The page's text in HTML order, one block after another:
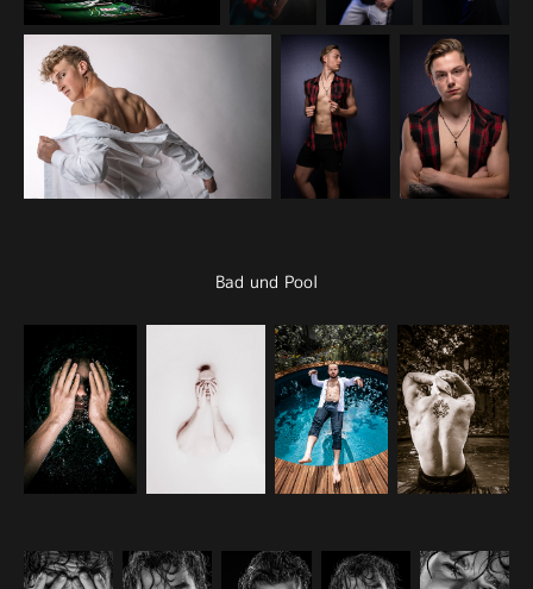
Bad und Pool